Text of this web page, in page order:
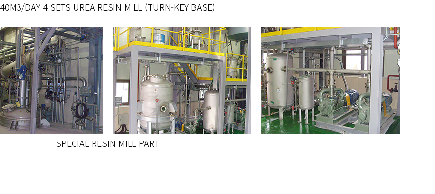
40M3/DAY 4 SETS UREA RESIN MILL (TURN-KEY BASE)
SPECIAL RESIN MILL PART